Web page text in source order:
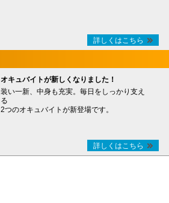
詳しくはこちら
オキュバイトが新しくなりました！
装い一新、中身も充実。毎日をしっかり支え
る
2つのオキュバイトが新登場です。
詳しくはこちら